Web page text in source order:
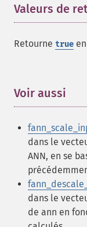
Valeurs de
Retourne true
Voir aussi
dans le
ANN, en se
dans le
de ann en